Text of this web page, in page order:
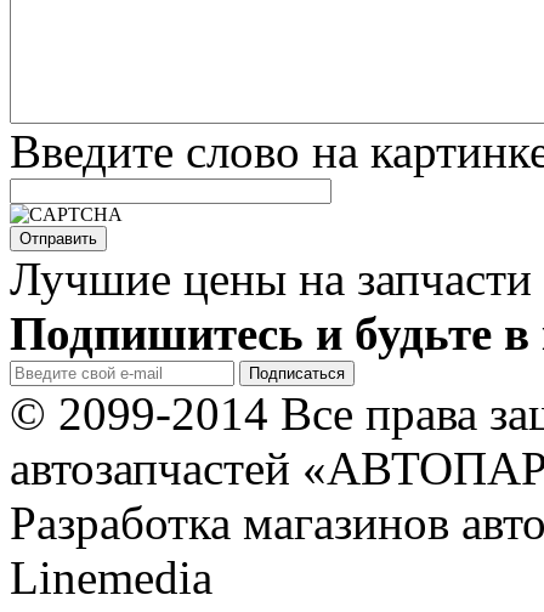
Введите слово на
Лучшие цены на запчасти
Подпишитесь и будьте в
© 2099-2014 Все права
автозапчастей
Разработка магазинов
Linemedia